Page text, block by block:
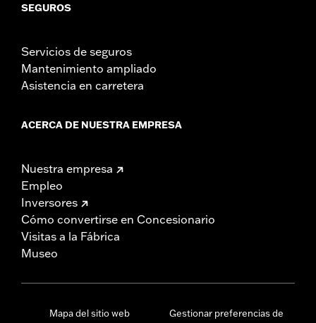
SEGUROS
Servicios de seguros
Mantenimiento ampliado
Asistencia en carretera
ACERCA DE NUESTRA EMPRESA
Nuestra empresa
Empleo
Inversores
Cómo convertirse en Concesionario
Visitas a la Fábrica
Museo
Mapa del sitio web
Gestionar preferencias de